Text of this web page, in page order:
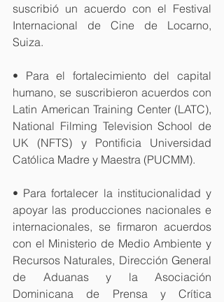
suscribió un acuerdo con el Festival
Internacional de Cine de Locarno,
Suiza.
• Para el fortalecimiento del capital
humano, se suscribieron acuerdos con
Latin American Training Center (LATC),
National Filming Television School de
UK (NFTS) y Pontificia Universidad
Católica Madre y Maestra (PUCMM).
• Para fortalecer la institucionalidad y
apoyar las producciones nacionales e
internacionales, se firmaron acuerdos
con el Ministerio de Medio Ambiente y
Recursos Naturales, Dirección General
de Aduanas y la Asociación
Dominicana de Prensa y Crítica